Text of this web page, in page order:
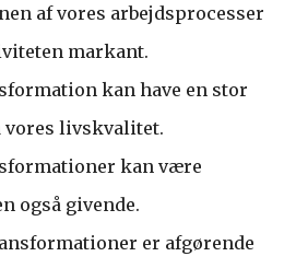
af ​​vores arbejdsprocesser
markant.
kan have en stor
livskvalitet.
kan være
også givende.
er afgørende